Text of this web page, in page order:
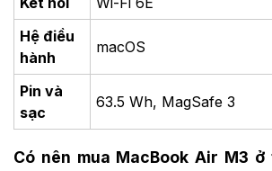
Hệ điều
hành
macOS
Pin và
sạc
63.5 Wh, MagSafe 3
Có nên mua MacBook Air M3